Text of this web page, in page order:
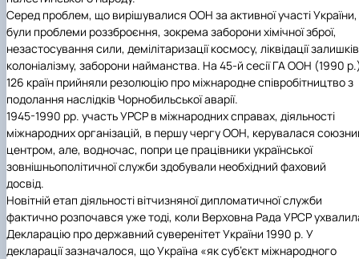
Серед проблем, що вирішувалися ООН за активної участі України,
були проблеми роззброєння, зокрема заборони хімічної зброї,
незастосування сили, демілітаризації космосу, ліквідації залишків
колоніалізму, заборони найманства. На 45-й сесії ГА ООН (1990
126 країн прийняли резолюцію про міжнародне співробітництво з
подолання наслідків Чорнобильської аварії.
1945-1990 рр. участь УРСР в міжнародних справах, діяльності
міжнародних організацій, в першу чергу ООН, керувалася
центром, але, водночас, попри це працівники української
зовнішньополітичної служби здобували необхідний фаховий
досвід.
Новітній етап діяльності вітчизняної дипломатичної служби
фактично розпочався уже тоді, коли Верховна Рада УРСР
Декларацію про державний суверенітет України 1990 р. У
декларації зазначалося, що Україна «як суб’єкт міжнародного